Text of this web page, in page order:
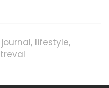
journal lifestyle
treval